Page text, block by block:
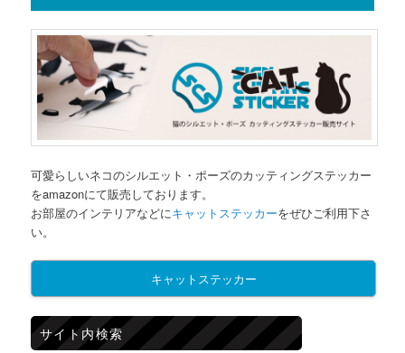
可愛らしいネコのシルエット・ポーズのカッティングステッカー
をamazonにて販売しております。
お部屋のインテリアなどにキャットステッカーをぜひご利用下さ
い。
キャットステッカー
サイト内検索